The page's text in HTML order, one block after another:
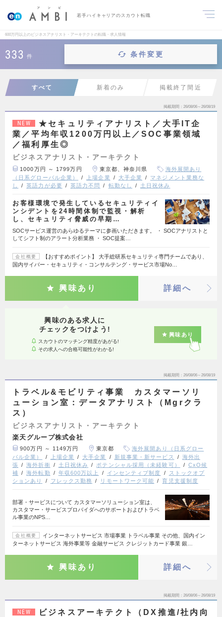
若手ハイキャリアのスカウト転職
600万円以上のビジネスアナリスト・アーキテクトの転職・求人情報
333 件 条件変更
すべて 新着のみ 掲載終了間近
掲載期間 26/08/06～26/08/19
NEW
★セキュリティアナリスト／大手IT企
業／平均年収1200万円以上／SOC事業領域
／福利厚生◎
ビジネスアナリスト・アーキテクト
1000万円 ～ 1799万円 東京都、神奈川県
海外展開あり
（日系グローバル企業）
上場企業 大手企業
マネジメント業務な
し
英語力が必要 英語力不問 転勤なし 土日祝休み
お客様環境で発生しているセキュリティイ
ンシデントを24時間体制で監視・解析
し、セキュリティ脅威の早期…
SOCサービス運営のあらゆるテーマに参画いただきます。 ・ SOCアナリストと
してシフト制のアラート分析業務 ・ SOC提案…
会社概要
【おすすめポイント】 大手総研系セキュリティ専門チームであり、
国内サイバー・セキュリティ・コンサルテング・サービス市場No…
興味あり 詳細へ
興味のある求人に
チェックをつけよう!
スカウトのマッチング精度があがる!
その求人への合格可能性がわかる!
興味あり
掲載期間 26/08/06～26/08/19
トラベル&モビリティ事業 カスタマーソリ
ューション室：データアナリスト（Mgrクラ
ス）
ビジネスアナリスト・アーキテクト
楽天グループ株式会社
900万円 ～ 1149万円 東京都
海外展開あり（日系グロー
バル企業）
上場企業 大手企業 新規事業・新サービス
海外出
張
海外折衝 土日祝休み ポテンシャル採用（未経験可）
CxO候
補
海外転勤 年収600万以上 インセンティブ制度
ストックオプ
ションあり
フレックス勤務 リモートワーク可能 育児支援制度
部署・サービスについて カスタマーソリューション室は、
カスタマー・サービスプロバイダへのサポートおよびトラベ
ル事業のNPS…
会社概要
インターネットサービス 市場事業 トラベル事業 その他、国内イン
ターネットサービス 海外事業等 金融サービス クレジットカード事業 銀…
興味あり 詳細へ
掲載期間 26/08/06～26/08/19
NEW
ビジネスアーキテクト（DX推進/社内向